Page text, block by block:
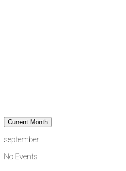
Current Month
september
No Events